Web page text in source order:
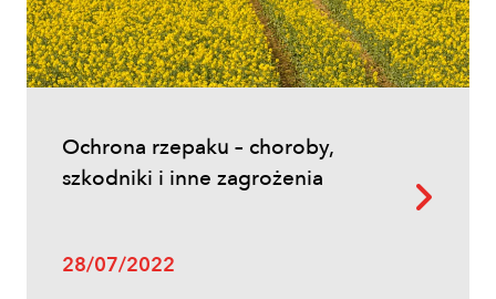
Ochrona rzepaku – choroby,
szkodniki i inne zagrożenia
28/07/2022